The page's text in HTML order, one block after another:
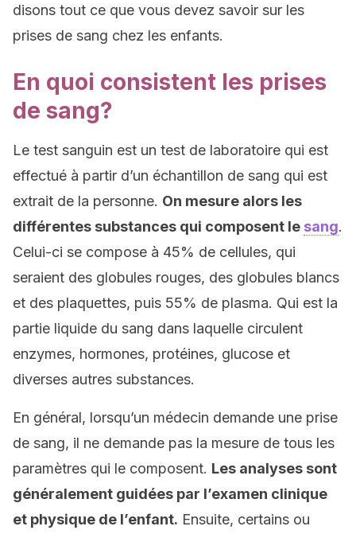
disons tout ce que vous devez savoir sur les
prises de sang chez les enfants.
En quoi consistent les prises
de sang?
Le test sanguin est un test de laboratoire qui est
effectué à partir d’un échantillon de sang qui est
extrait de la personne. On mesure alors les
différentes substances qui composent le sang.
Celui-ci se compose à 45% de cellules, qui
seraient des globules rouges, des globules blancs
et des plaquettes, puis 55% de plasma. Qui est la
partie liquide du sang dans laquelle circulent
enzymes, hormones, protéines, glucose et
diverses autres substances.
En général, lorsqu’un médecin demande une prise
de sang, il ne demande pas la mesure de tous les
paramètres qui le composent. Les analyses sont
généralement guidées par l’examen clinique
et physique de l’enfant. Ensuite, certains ou